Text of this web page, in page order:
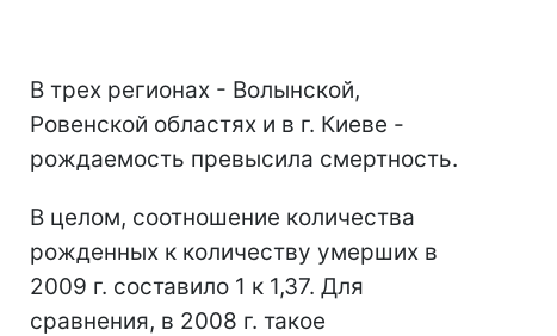
В трех регионах - Волынской,
Ровенской областях и в г. Киеве -
рождаемость превысила смертность.
В целом, соотношение количества
рожденных к количеству умерших в
2009 г. составило 1 к 1,37. Для
сравнения, в 2008 г. такое